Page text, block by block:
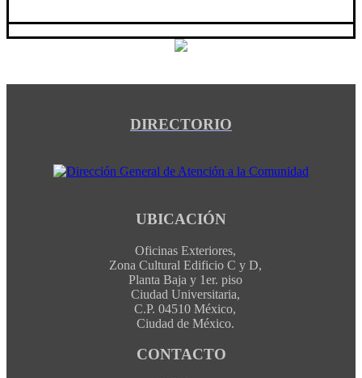
DIRECTORIO
UBICACIÓN
Oficinas Exteriores,
Zona Cultural Edificio C y D,
Planta Baja y 1er. piso
Ciudad Universitaria,
C.P. 04510 México,
Ciudad de México.
CONTACTO